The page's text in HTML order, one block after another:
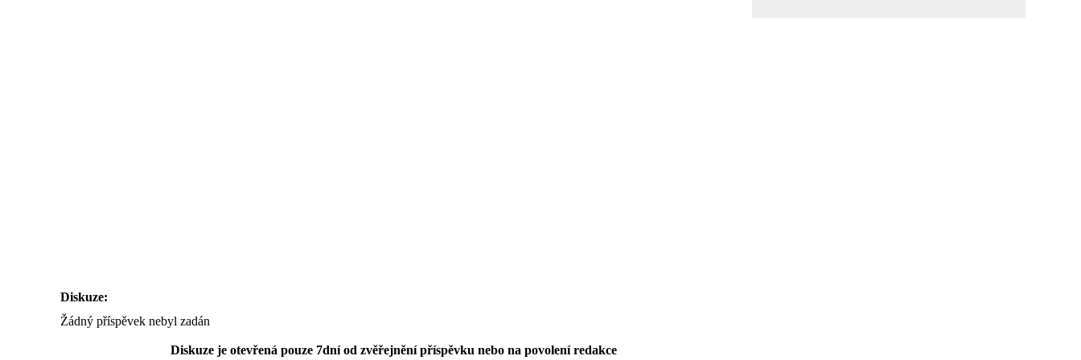
Diskuze:
Žádný příspěvek nebyl zadán
Diskuze je otevřená pouze 7dní od zvěřejnění příspěvku nebo na povolení redakce